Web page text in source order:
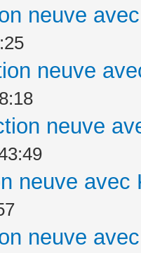
neuve
neuve
neuve
neuve avec
neuve